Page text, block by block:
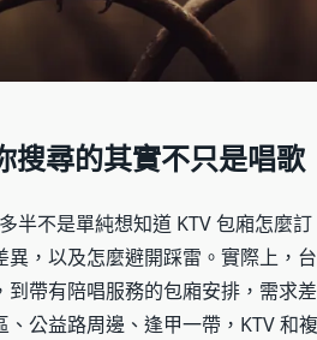
搜尋的其實不只是唱歌
半不是單純想知道 KTV 包廂怎麼
，以及怎麼避開踩雷。實際上，
帶有陪唱服務的包廂安排，需求
公益路周邊、逢甲一帶，KTV 和